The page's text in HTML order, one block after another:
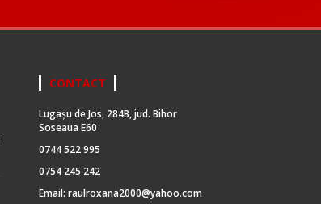
CONTACT
Lugașu de Jos, 284B, jud. Bihor
Soseaua E60
0744 522 995
0754 245 242
Email: raulroxana2000@yahoo.com